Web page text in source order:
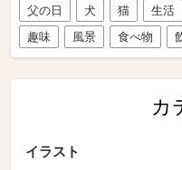
父の日
犬 猫 生活
趣味
風景 食べ物
カ
イラスト